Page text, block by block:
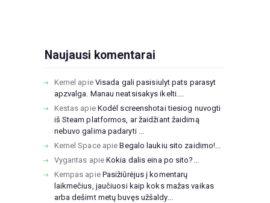
Naujausi komentarai
Kernel apie Visada gali pasisiulyt pats parasyt
apzvalga. Manau neatsisakys ikelti....
Kestas apie Kodėl screenshotai tiesiog nuvogti
iš Steam platformos, ar žaidžiant žaidimą
nebuvo galima padaryti ...
Kernel SpaceapieBegalo laukiu sito zaidimo!...
Vygantas apieKokia dalis eina po sito?...
Kempas apie Pasižiūrėjus į komentarų
laikmečius, jaučiuosi kaip koks mažas vaikas
arba dešimt metų buvęs užšaldy...